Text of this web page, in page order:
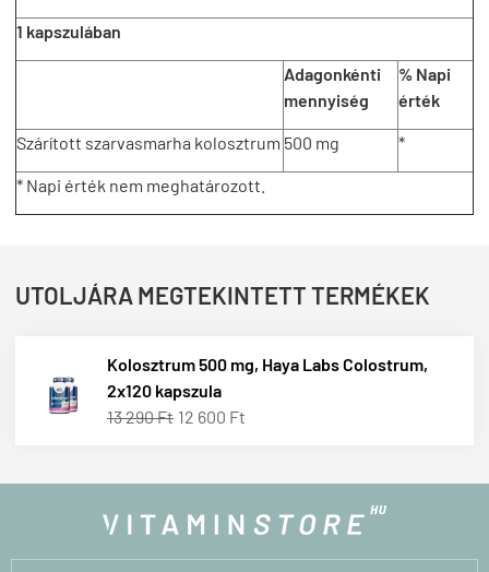
1 kapszulában
Adagonkénti
mennyiség
% Napi
érték
Szárított szarvasmarha kolosztrum 500 mg *
* Napi érték nem meghatározott.
UTOLJÁRA MEGTEKINTETT TERMÉKEK
Kolosztrum 500 mg, Haya Labs Colostrum,
2x120 kapszula
13 290 Ft 12 600 Ft